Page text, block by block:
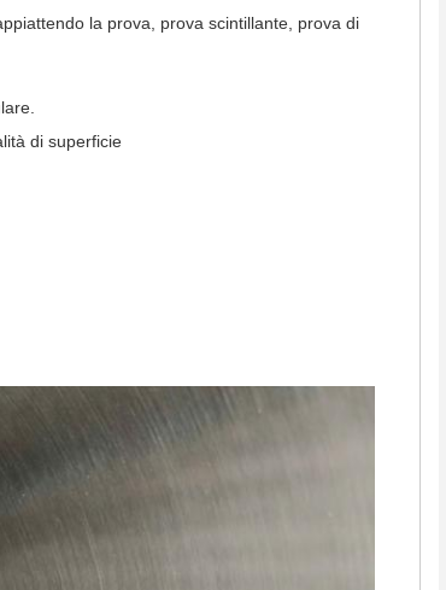
la prova, prova scintillante, prova di
di superficie